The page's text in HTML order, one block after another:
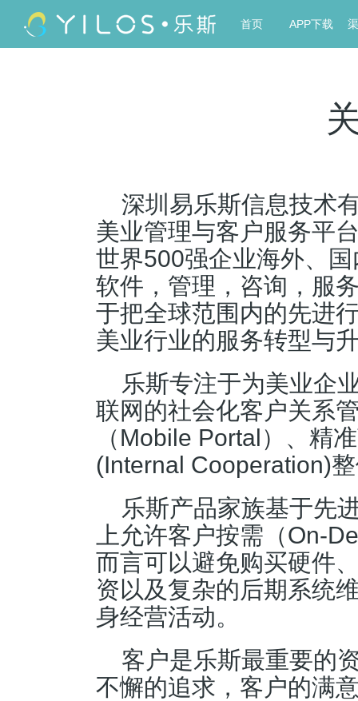
首页 APP下载
深圳易乐斯信息技术
美业管理与客户服务平
世界500强企业海外、
软件，管理，咨询，服
于把全球范围内的先进
美业行业的服务转型与
乐斯专注于为美业企
联网的社会化客户关系
（Mobile Portal）、精
(Internal Cooperation)
乐斯产品家族基于先
上允许客户按需（On-
而言可以避免购买硬件
资以及复杂的后期系统
身经营活动。
客户是乐斯最重要的
不懈的追求，客户的满